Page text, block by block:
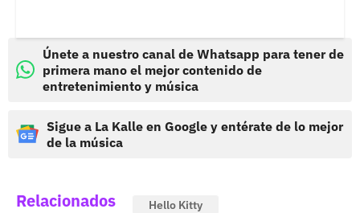
Únete a nuestro canal de Whatsapp para tener de
primera mano el mejor contenido de
entretenimiento y música
Sigue a La Kalle en Google y entérate de lo mejor
de la música
Relacionados Hello Kitty